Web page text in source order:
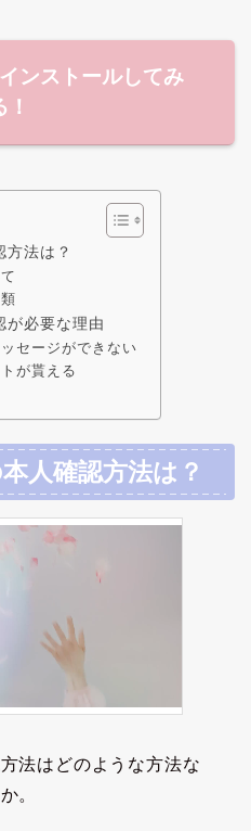
ンストールしてみ
！
方法は？
が必要な理由
セージができない
が貰える
人確認方法は？
法はどのような方法な
。